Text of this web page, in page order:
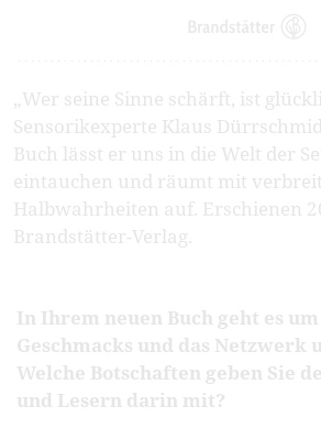
„Wer seine Sinne schärft, ist
Sensorikexperte Klaus
Buch lässt er uns in die Welt der
eintauchen und räumt mit
Halbwahrheiten auf. Erschienen
Brandstätter-Verlag.
In Ihrem neuen Buch geht es
Geschmacks und das Netzwerk
Welche Botschaften geben Sie
und Lesern darin mit?